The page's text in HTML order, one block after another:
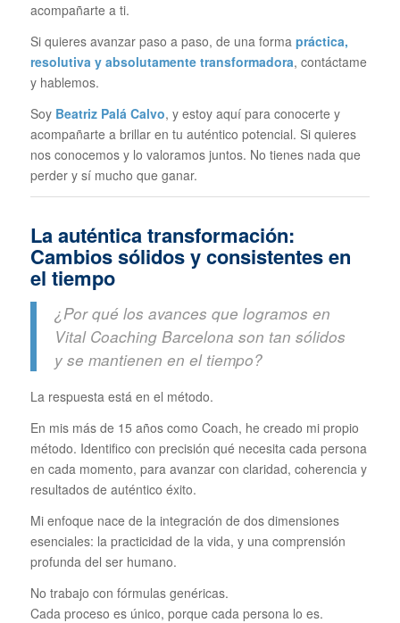
acompañarte a ti.
Si quieres avanzar paso a paso, de una forma práctica,
resolutiva y absolutamente transformadora, contáctame
y hablemos.
Soy Beatriz Palá Calvo, y estoy aquí para conocerte y
acompañarte a brillar en tu auténtico potencial. Si quieres
nos conocemos y lo valoramos juntos. No tienes nada que
perder y sí mucho que ganar.
La auténtica transformación:
Cambios sólidos y consistentes en
el tiempo
¿Por qué los avances que logramos en
Vital Coaching Barcelona son tan sólidos
y se mantienen en el tiempo?
La respuesta está en el método.
En mis más de 15 años como Coach, he creado mi propio
método. Identifico con precisión qué necesita cada persona
en cada momento, para avanzar con claridad, coherencia y
resultados de auténtico éxito.
Mi enfoque nace de la integración de dos dimensiones
esenciales: la practicidad de la vida, y una comprensión
profunda del ser humano.
No trabajo con fórmulas genéricas.
Cada proceso es único, porque cada persona lo es.